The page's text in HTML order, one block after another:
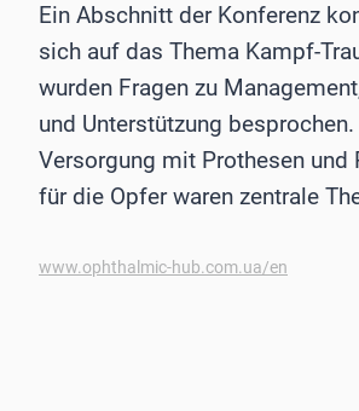
Ein Abschnitt der Konferenz
sich auf das Thema Kampf-
wurden Fragen zu
und Unterstützung
Versorgung mit Prothesen und
für die Opfer waren zentrale
www.ophthalmic-hub.com.ua/en